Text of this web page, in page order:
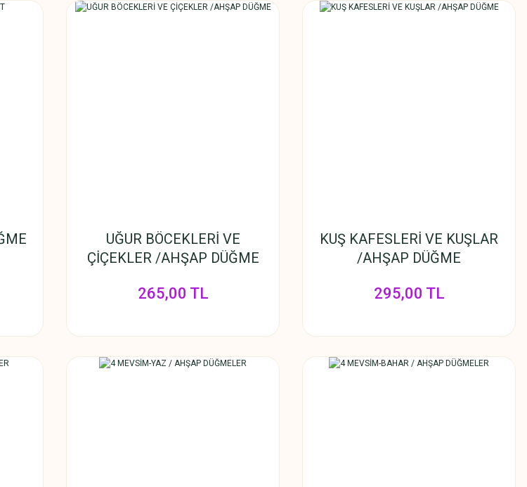
UĞUR BÖCEKLERİ VE
ÇİÇEKLER /AHŞAP DÜĞME
265,00 TL
KUŞ KAFESLERİ VE KUŞLAR
/AHŞAP DÜĞME
295,00 TL